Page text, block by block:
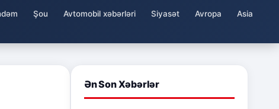
Şou Avtomobil xəbərləri Siyasət Avropa
Asia
Ən Son Xəbərlər